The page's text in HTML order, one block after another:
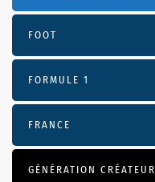
FOOT
FORMULE 1
FRANCE
GÉNÉRATION CRÉATEUR